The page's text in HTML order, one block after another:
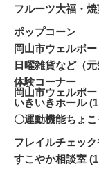
フルーツ大福・
ポップコーン
岡山市ウェルポ
日曜雑貨など（
体験コーナー
岡山市ウェルポ
いきいきホール
〇運動機能ちょ
フレイルチェッ
すこやか相談室